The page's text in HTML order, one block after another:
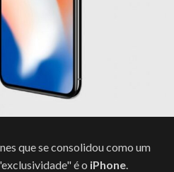
que se consolidou como um
é o iPhone.